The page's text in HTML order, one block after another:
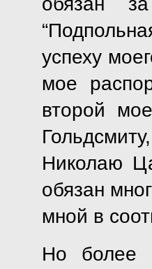
успеху
мое
второй
Николаю
обязан
мной в
Но более